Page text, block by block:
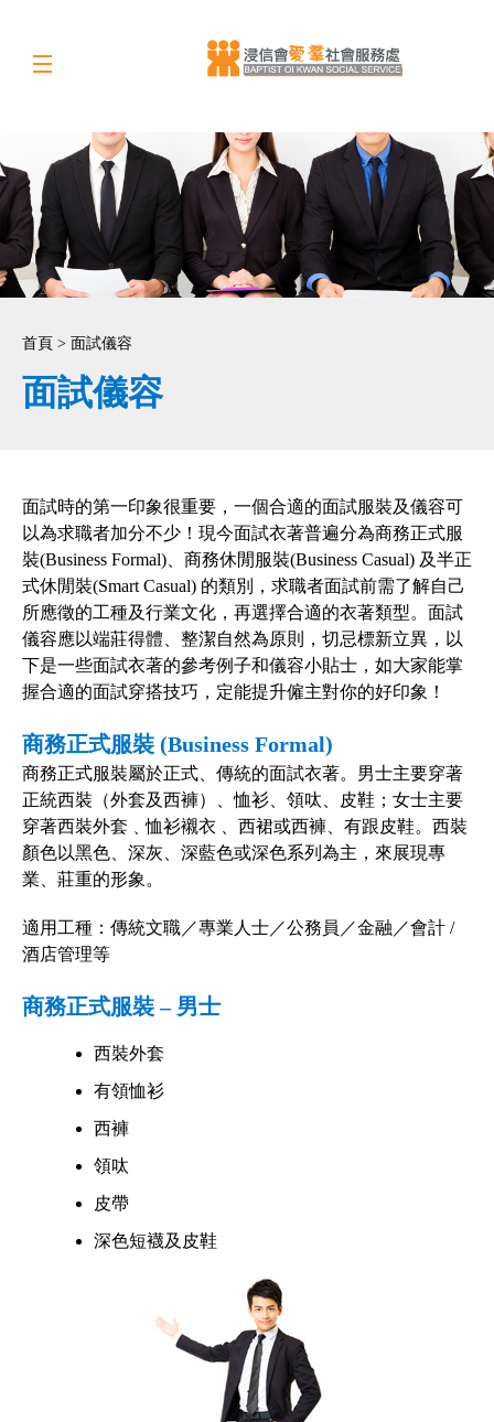
首頁 > 面試儀容
面試儀容
面試時的第一印象很重要，一個合適的面試服裝及儀容可
以為求職者加分不少！現今面試衣著普遍分為商務正式服
裝(Business Formal)、商務休閒服裝(Business Casual) 及半正
式休閒裝(Smart Casual) 的類別，求職者面試前需了解自己
所應徵的工種及行業文化，再選擇合適的衣著類型。面試
儀容應以端莊得體、整潔自然為原則，切忌標新立異，以
下是一些面試衣著的參考例子和儀容小貼士，如大家能掌
握合適的面試穿搭技巧，定能提升僱主對你的好印象！
商務正式服裝 (Business Formal)
商務正式服裝屬於正式、傳統的面試衣著。男士主要穿著
正統西裝（外套及西褲）、恤衫、領呔、皮鞋；女士主要
穿著西裝外套﹑恤衫襯衣 、西裙或西褲、有跟皮鞋。西裝
顏色以黑色、深灰、深藍色或深色系列為主，來展現專
業、莊重的形象。
適用工種：傳統文職／專業人士／公務員／金融／會計 /
酒店管理等
商務正式服裝 – 男士
西裝外套
有領恤衫
西褲
領呔
皮帶
深色短襪及皮鞋